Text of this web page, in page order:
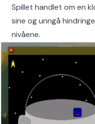
Spillet handlet om en
sine og unngå
nivåene.